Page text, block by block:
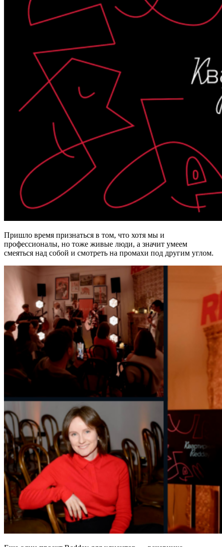
Пришло время признаться в том, что хотя мы и
профессионалы, но тоже живые люди, а значит умеем
смеяться над собой и смотреть на промахи под другим углом.